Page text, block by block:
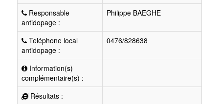
Responsable
antidopage :
Philippe BAEGHE
Teléphone local
antidopage :
0476/828638
Information(s)
complémentaire(s) :
Résultats :